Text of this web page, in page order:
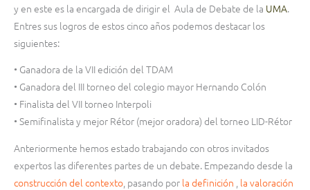
y en este es la encargada de dirigir el Aula de Debate de la UMA.
Entres sus logros de estos cinco años podemos destacar los
siguientes:
• Ganadora de la VII edición del TDAM
• Ganadora del III torneo del colegio mayor Hernando Colón
• Finalista del VII torneo Interpoli
• Semifinalista y mejor Rétor (mejor oradora) del torneo LID-Rétor
Anteriormente hemos estado trabajando con otros invitados
expertos las diferentes partes de un debate. Empezando desde la
construcción del contexto, pasando por la definición , la valoración